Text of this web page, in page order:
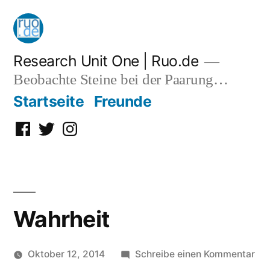
Zum
Inhalt
springen
Research Unit One | Ruo.de
Beobachte Steine bei der Paarung…
Startseite Freunde
Facebook
TwitterInstagram
Wahrheit
Oktober 12, 2014 Schreibe einen Kommentarzu